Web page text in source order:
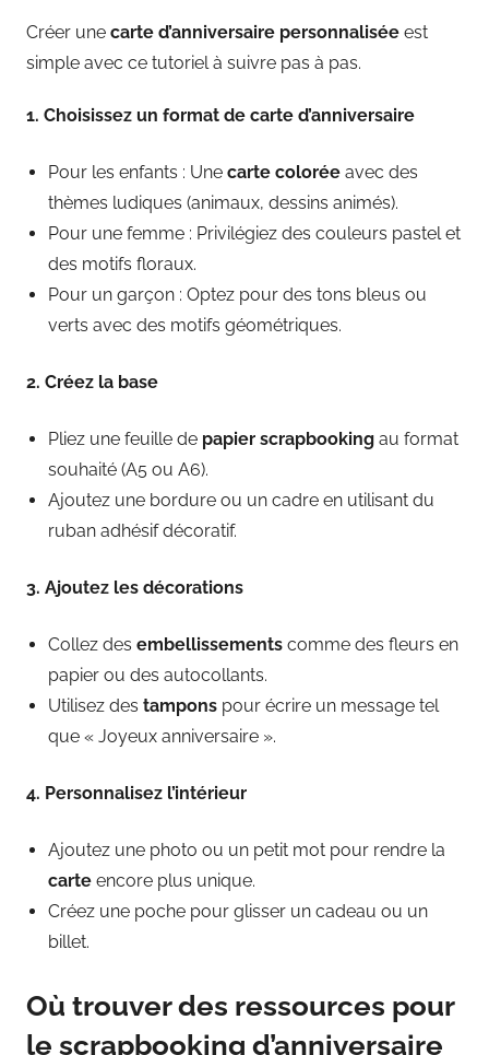
Créer une carte d’anniversaire personnalisée est
simple avec ce tutoriel à suivre pas à pas.
1. Choisissez un format de carte d’anniversaire
Pour les enfants : Une carte colorée avec des
thèmes ludiques (animaux, dessins animés).
Pour une femme : Privilégiez des couleurs pastel et
des motifs floraux.
Pour un garçon : Optez pour des tons bleus ou
verts avec des motifs géométriques.
2. Créez la base
Pliez une feuille de papier scrapbooking au format
souhaité (A5 ou A6).
Ajoutez une bordure ou un cadre en utilisant du
ruban adhésif décoratif.
3. Ajoutez les décorations
Collez des embellissements comme des fleurs en
papier ou des autocollants.
Utilisez des tampons pour écrire un message tel
que « Joyeux anniversaire ».
4. Personnalisez l’intérieur
Ajoutez une photo ou un petit mot pour rendre la
carte encore plus unique.
Créez une poche pour glisser un cadeau ou un
billet.
Où trouver des ressources pour
le scrapbooking d’anniversaire